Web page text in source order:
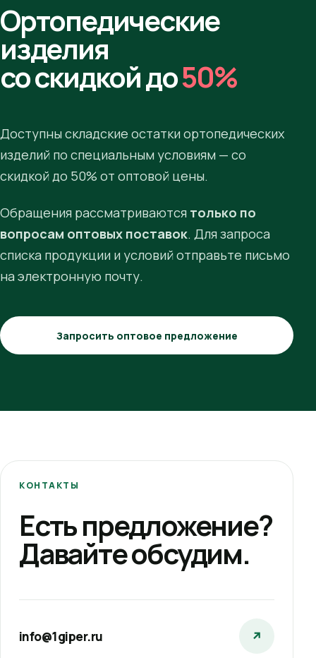
Ортопедические
изделия
со скидкой до50%
Доступны складские остатки ортопедических
изделий по специальным условиям — со
скидкой до 50% от оптовой цены.
Обращения рассматриваются только по
вопросам оптовых поставок. Для запроса
списка продукции и условий отправьте письмо
на электронную почту.
Запросить оптовое предложение
КОНТАКТЫ
Есть предложение?
Давайте обсудим.
info@1giper.ru ↗